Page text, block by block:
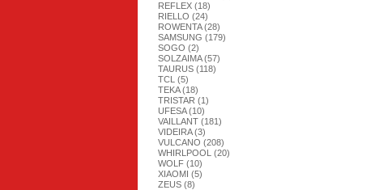
REFLEX (18)
RIELLO (24)
ROWENTA (28)
SAMSUNG (179)
SOGO (2)
SOLZAIMA (57)
TAURUS (118)
TCL (5)
TEKA (18)
TRISTAR (1)
UFESA (10)
VAILLANT (181)
VIDEIRA (3)
VULCANO (208)
WHIRLPOOL (20)
WOLF (10)
XIAOMI (5)
ZEUS (8)